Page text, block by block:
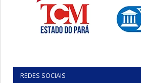
REDES SOCIAIS